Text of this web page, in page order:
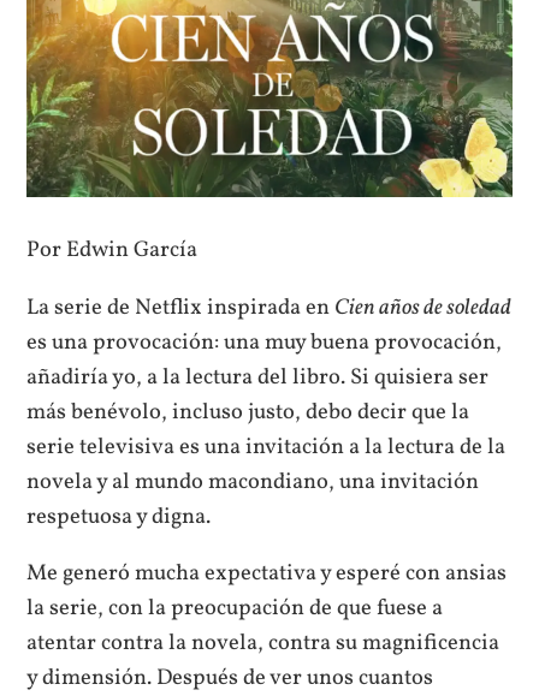
Por Edwin García
La serie de Netflix inspirada enCien años de soledad
es una provocación: una muy buena provocación,
añadiría yo, a la lectura del libro. Si quisiera ser
más benévolo, incluso justo, debo decir que la
serie televisiva es una invitación a la lectura de la
novela y al mundo macondiano, una invitación
respetuosa y digna.
Me generó mucha expectativa y esperé con ansias
la serie, con la preocupación de que fuese a
atentar contra la novela, contra su magnificencia
y dimensión. Después de ver unos cuantos